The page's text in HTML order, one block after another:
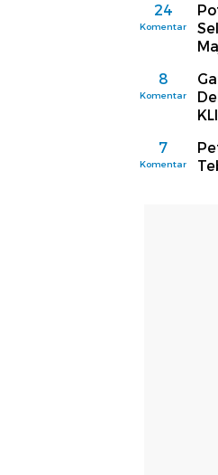
24
Komentar
8
Komentar
7
Komentar